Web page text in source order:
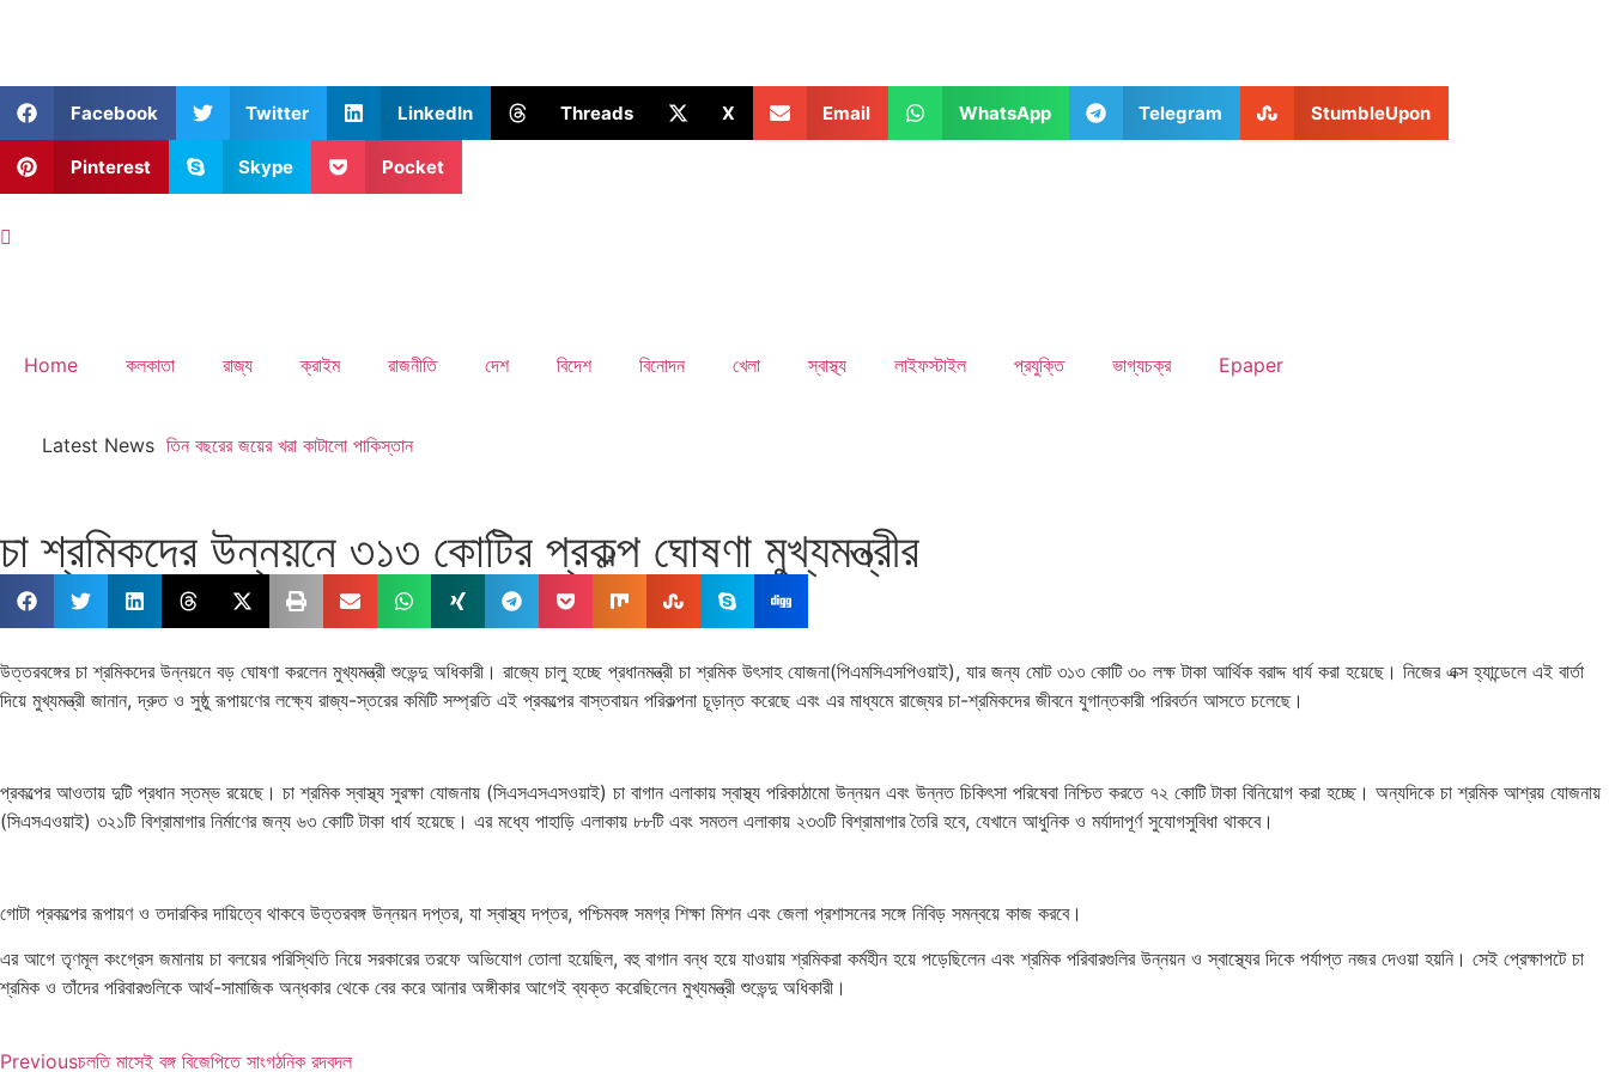
Facebook Twitter LinkedIn Threads X Email WhatsApp Telegram StumbleUpon
Pinterest Skype Pocket
Home কলকাতা রাজ্য ক্রাইম রাজনীতি দেশ বিদেশ বিনোদন খেলা স্বাস্থ্য লাইফস্টাইল প্রযুক্তি ভাগ্যচক্র Epaper
Latest News তিন বছরের জয়ের খরা কাটালো পাকিস্তান
চা শ্রমিকদের উন্নয়নে ৩১৩ কোটির প্রকল্প ঘোষণা মুখ্যমন্ত্রীর
উত্তরবঙ্গের চা শ্রমিকদের উন্নয়নে বড় ঘোষণা করলেন মুখ্যমন্ত্রী শুভেন্দু অধিকারী। রাজ্যে চালু হচ্ছে প্রধানমন্ত্রী চা শ্রমিক উৎসাহ যোজনা(পিএমসিএসপিওয়াই), যার জন্য মোট ৩১৩ কোটি ৩০ লক্ষ টাকা আর্থিক বরাদ্দ ধার্য করা হয়েছে। নিজের এক্স হ্যান্ডেলে এই বার্তা
দিয়ে মুখ্যমন্ত্রী জানান, দ্রুত ও সুষ্ঠু রূপায়ণের লক্ষ্যে রাজ্য-স্তরের কমিটি সম্প্রতি এই প্রকল্পের বাস্তবায়ন পরিকল্পনা চূড়ান্ত করেছে এবং এর মাধ্যমে রাজ্যের চা-শ্রমিকদের জীবনে যুগান্তকারী পরিবর্তন আসতে চলেছে।
প্রকল্পের আওতায় দুটি প্রধান স্তম্ভ রয়েছে। চা শ্রমিক স্বাস্থ্য সুরক্ষা যোজনায় (সিএসএসএসওয়াই) চা বাগান এলাকায় স্বাস্থ্য পরিকাঠামো উন্নয়ন এবং উন্নত চিকিৎসা পরিষেবা নিশ্চিত করতে ৭২ কোটি টাকা বিনিয়োগ করা হচ্ছে। অন্যদিকে চা শ্রমিক আশ্রয় যোজনায়
(সিএসএওয়াই) ৩২১টি বিশ্রামাগার নির্মাণের জন্য ৬৩ কোটি টাকা ধার্য হয়েছে। এর মধ্যে পাহাড়ি এলাকায় ৮৮টি এবং সমতল এলাকায় ২৩৩টি বিশ্রামাগার তৈরি হবে, যেখানে আধুনিক ও মর্যাদাপূর্ণ সুযোগসুবিধা থাকবে।
গোটা প্রকল্পের রূপায়ণ ও তদারকির দায়িত্বে থাকবে উত্তরবঙ্গ উন্নয়ন দপ্তর, যা স্বাস্থ্য দপ্তর, পশ্চিমবঙ্গ সমগ্র শিক্ষা মিশন এবং জেলা প্রশাসনের সঙ্গে নিবিড় সমন্বয়ে কাজ করবে।
এর আগে তৃণমূল কংগ্রেস জমানায় চা বলয়ের পরিস্থিতি নিয়ে সরকারের তরফে অভিযোগ তোলা হয়েছিল, বহু বাগান বন্ধ হয়ে যাওয়ায় শ্রমিকরা কর্মহীন হয়ে পড়েছিলেন এবং শ্রমিক পরিবারগুলির উন্নয়ন ও স্বাস্থ্যের দিকে পর্যাপ্ত নজর দেওয়া হয়নি। সেই প্রেক্ষাপটে চা
শ্রমিক ও তাঁদের পরিবারগুলিকে আর্থ-সামাজিক অন্ধকার থেকে বের করে আনার অঙ্গীকার আগেই ব্যক্ত করেছিলেন মুখ্যমন্ত্রী শুভেন্দু অধিকারী।
Previousচলতি মাসেই বঙ্গ বিজেপিতে সাংগঠনিক রদবদল